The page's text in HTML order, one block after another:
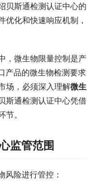
贝斯通检测认证中心的
优化和快速响应机制，
，微生物限量控制是产
产品的微生物检测要求
场，必须深入理解微生
斯通检测认证中心凭借
。
监管范围
风险进行管控：